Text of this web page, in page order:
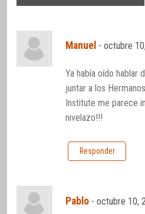
Manuel -octubre
Ya había oído hablar
juntar a los
Institute me parece
nivelazo!!!
Responder
Pablo -octubre 10,